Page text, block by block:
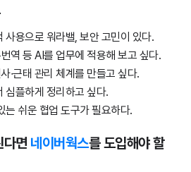
사용으로 워라밸, 보안 고민이 있다.
역 등 AI를 업무에 적용해 보고 싶다.
∙근태 관리 체계를 만들고 싶다.
심플하게 정리하고 싶다.
는 쉬운 협업 도구가 필요하다.
다면 네이버웍스를 도입해야 할